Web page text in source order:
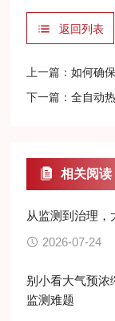
返回列表
上一篇：如何确保
下一篇：全自动
相关阅读
从监测到治理
2026-07-24
别小看大气预浓
监测难题